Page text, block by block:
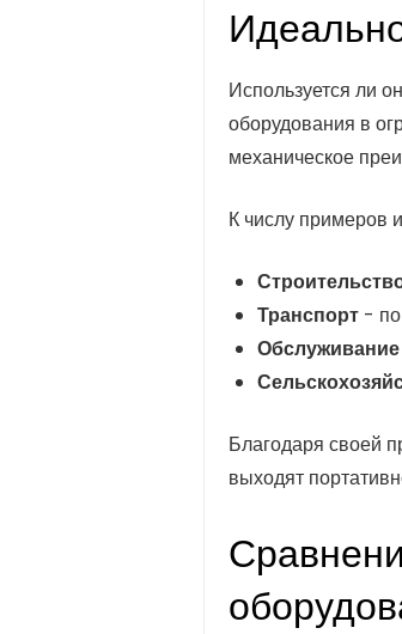
Используется ли
оборудования в
механическое
К числу примеров
Транспорт -
Обслуживание
Благодаря своей
выходят